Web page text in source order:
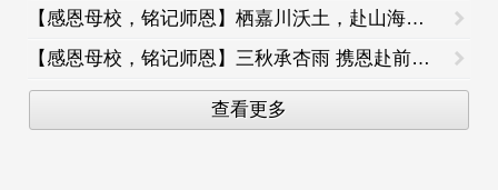
【感恩母校，铭记师恩】栖嘉川沃土，赴山海新程（高2026届21班 王芷萱 精英班 历史类 高考611分 录取院
【感恩母校，铭记师恩】三秋承杏雨 携恩赴前程（高2026届14班 傅钰皓 强基班 历史类 高考 614分 录取院校
查看更多